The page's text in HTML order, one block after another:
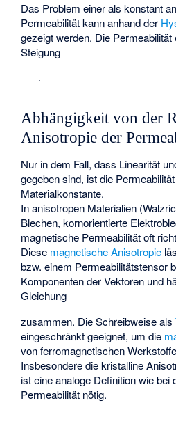
Das Problem einer als konstant
Permeabilität kann anhand der
gezeigt werden. Die Permeabilität
Steigung
.
Abhängigkeit von der
Anisotropie der
Nur in dem Fall, dass Linearität
gegeben sind, ist die
Materialkonstante.
In anisotropen Materialien
Blechen, kornorientierte
magnetische Permeabilität oft
Diese magnetische Anisotropie
bzw. einem Permeabilitätstensor
Komponenten der Vektoren und
Gleichung
zusammen. Die Schreibweise als
eingeschränkt geeignet, um die
von ferromagnetischen
Insbesondere die kristalline
ist eine analoge Definition wie bei
Permeabilität nötig.